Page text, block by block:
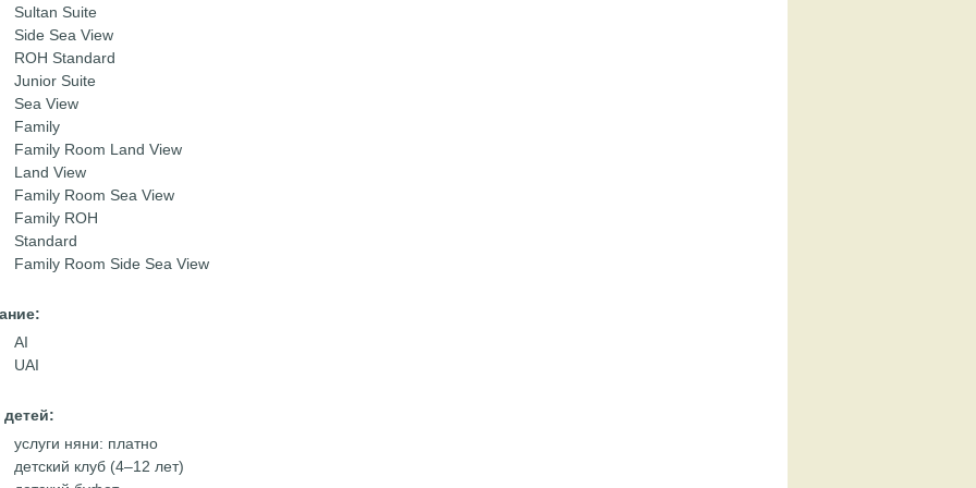
Sultan Suite
Side Sea View
ROH Standard
Junior Suite
Sea View
Family
Family Room Land View
Land View
Family Room Sea View
Family ROH
Standard
Family Room Side Sea View
AI
UAI
услуги няни: платно
детский клуб (4–12 лет)